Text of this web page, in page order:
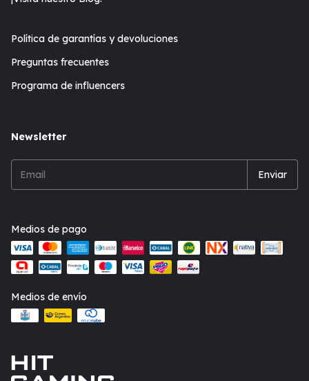
Política de garantías y devoluciones
Preguntas frecuentes
Programa de influencers
Newsletter
Medios de pago
Medios de envío